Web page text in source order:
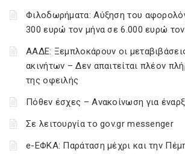
Φιλοδωρήματα: Αύξηση του
300 ευρώ τον μήνα σε 6.000 ευρώ
ΑΑΔΕ: Ξεμπλοκάρουν οι
ακινήτων – Δεν απαιτείται πλέον
της οφειλής
Πόθεν έσχες – Ανακοίνωση για
Σε λειτουργία το gov.gr messenger
e-ΕΦΚΑ: Παράταση μέχρι και την